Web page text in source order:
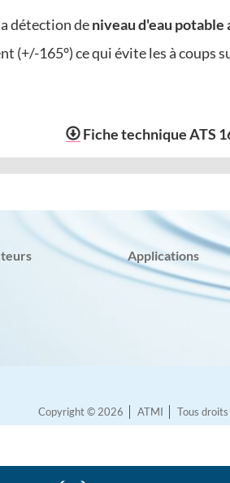
détection deniveau d'eau potable
(+/-165°) ce qui évite les à coups
Fiche technique ATS
Applications
Copyright © 2026 ATMI Tous